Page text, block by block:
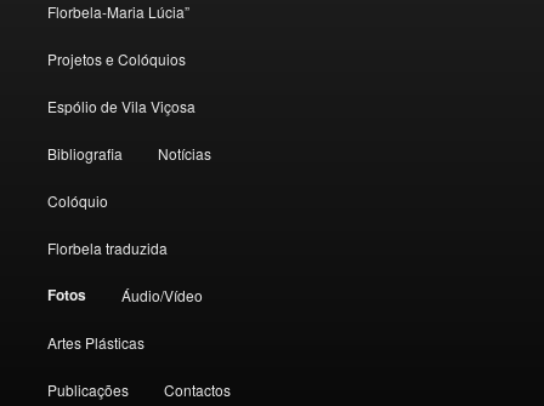
Florbela-Maria Lúcia”
Projetos e Colóquios
Espólio de Vila Viçosa
Bibliografia Notícias
Colóquio
Florbela traduzida
Fotos Áudio/Vídeo
Artes Plásticas
Publicações Contactos